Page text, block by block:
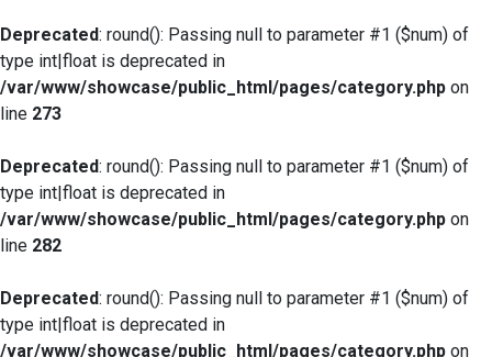
Deprecated: round(): Passing null to parameter #1 ($num) of
type int|float is deprecated in
/var/www/showcase/public_html/pages/category.php on
line 273
Deprecated: round(): Passing null to parameter #1 ($num) of
type int|float is deprecated in
/var/www/showcase/public_html/pages/category.php on
line 282
Deprecated: round(): Passing null to parameter #1 ($num) of
type int|float is deprecated in
/var/www/showcase/public_html/pages/category.php on